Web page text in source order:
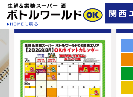
ポイントカレンダー